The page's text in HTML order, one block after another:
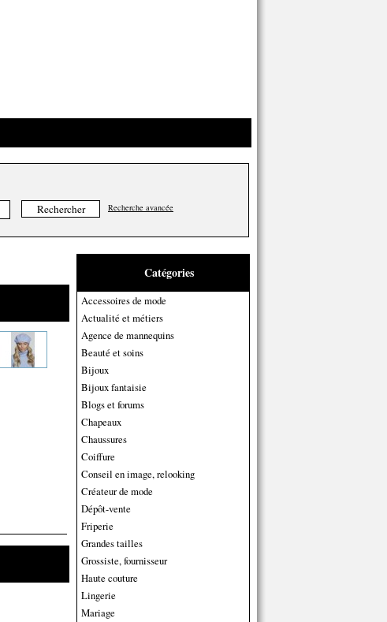
Recherche avancée
Catégories
Accessoires de mode
Actualité et métiers
Agence de mannequins
Beauté et soins
Bijoux
Bijoux fantaisie
Blogs et forums
Chapeaux
Chaussures
Coiffure
Conseil en image, relooking
Créateur de mode
Dépôt-vente
Friperie
Grandes tailles
Grossiste, fournisseur
Haute couture
Lingerie
Mariage